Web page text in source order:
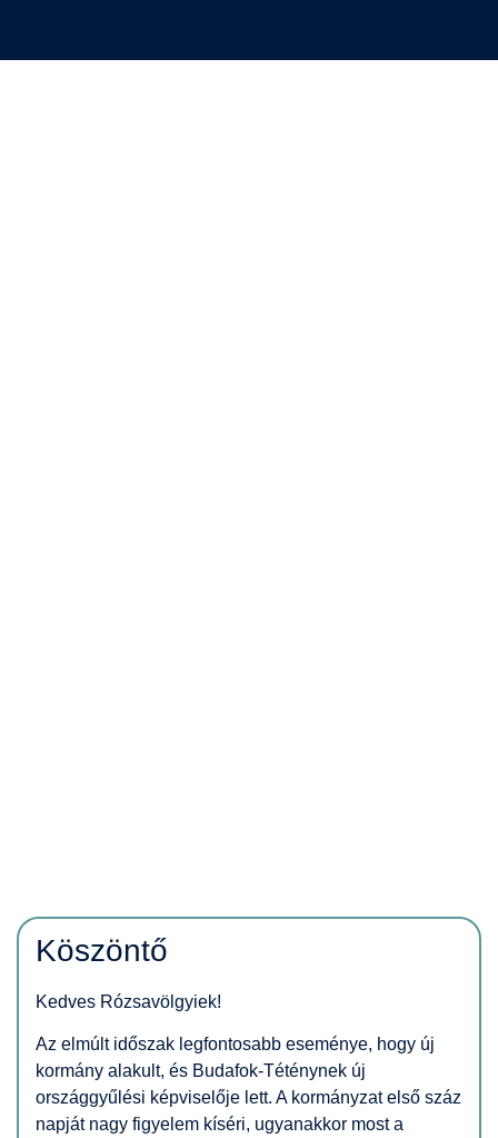
Köszöntő
Kedves Rózsavölgyiek!
Az elmúlt időszak legfontosabb eseménye, hogy új
kormány alakult, és Budafok-Téténynek új
országgyűlési képviselője lett. A kormányzat első száz
napját nagy figyelem kíséri, ugyanakkor most a